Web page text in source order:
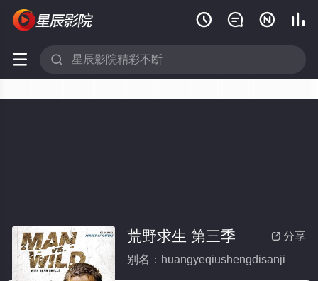
   
 
 分享
荒野求生 第三季
别名：huangyeqiushengdisanji